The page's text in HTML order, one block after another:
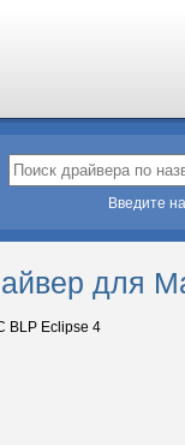
Введите
для
BLP Eclipse 4